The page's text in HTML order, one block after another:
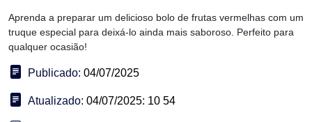
Aprenda a preparar um delicioso bolo de frutas vermelhas com um
truque especial para deixá-lo ainda mais saboroso. Perfeito para
qualquer ocasião!
Publicado: 04/07/2025
Atualizado: 04/07/2025: 10 54